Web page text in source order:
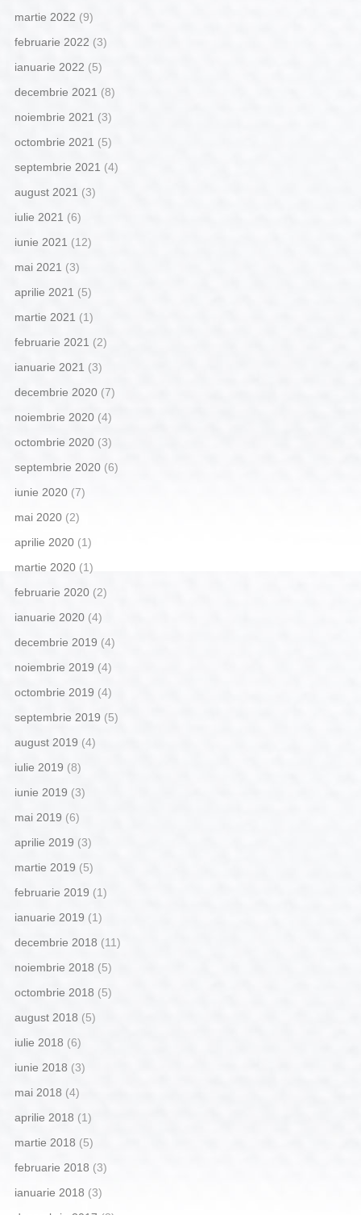
martie 2022 (9)
februarie 2022 (3)
ianuarie 2022 (5)
decembrie 2021 (8)
noiembrie 2021 (3)
octombrie 2021 (5)
septembrie 2021 (4)
august 2021 (3)
iulie 2021 (6)
iunie 2021 (12)
mai 2021 (3)
aprilie 2021 (5)
martie 2021 (1)
februarie 2021 (2)
ianuarie 2021 (3)
decembrie 2020(7)
noiembrie 2020(4)
octombrie 2020(3)
septembrie 2020(6)
iunie 2020(7)
mai 2020(2)
aprilie 2020(1)
martie 2020(1)
februarie 2020(2)
ianuarie 2020(4)
decembrie 2019 (4)
noiembrie 2019 (4)
octombrie 2019 (4)
septembrie 2019 (5)
august 2019 (4)
iulie 2019 (8)
iunie 2019 (3)
mai 2019 (6)
aprilie 2019 (3)
martie 2019 (5)
februarie 2019 (1)
ianuarie 2019 (1)
decembrie 2018 (11)
noiembrie 2018 (5)
octombrie 2018 (5)
august 2018 (5)
iulie 2018 (6)
iunie 2018 (3)
mai 2018 (4)
aprilie 2018 (1)
martie 2018 (5)
februarie 2018 (3)
ianuarie 2018 (3)